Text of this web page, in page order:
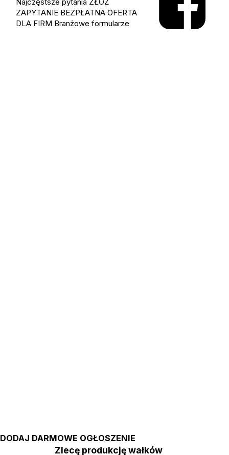
DODAJ DARMOWE OGŁOSZENIE
Zlecę produkcję wałków
ZAPYTANIE BEZPŁATNA OFERTA
DLA FIRM Branżowe formularze